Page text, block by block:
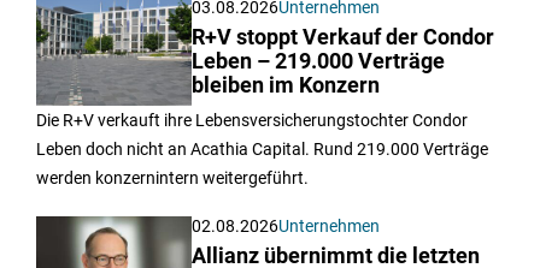
03.08.2026Unternehmen
R+V stoppt Verkauf der Condor
Leben – 219.000 Verträge
bleiben im Konzern
Die R+V verkauft ihre Lebensversicherungstochter Condor
Leben doch nicht an Acathia Capital. Rund 219.000 Verträge
werden konzernintern weitergeführt.
02.08.2026Unternehmen
Allianz übernimmt die letzten